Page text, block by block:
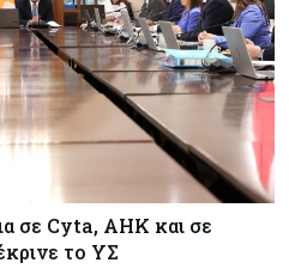
σε Cyta, AHK και σε
το ΥΣ